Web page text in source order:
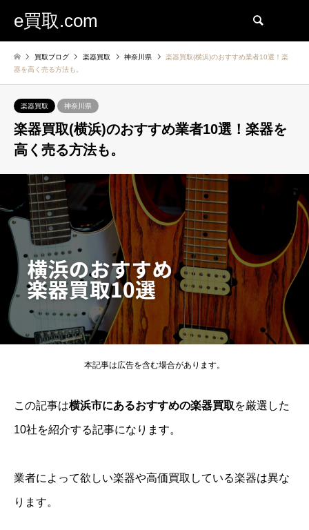
e買取.com
買取ブログ 楽器買取 神奈川県
楽器買取(横浜)のおすすめ業者10選！楽
器を高く売る方法も。
楽器買取 神奈川県
楽器買取(横浜)のおすすめ業者10選！楽器を
高く売る方法も。
本記事は広告を含む場合があります。
この記事は横浜市にあるおすすめの楽器買取を厳選した
10社を紹介する記事になります。
業者によって欲しい楽器や高価買取している楽器は異な
ります。